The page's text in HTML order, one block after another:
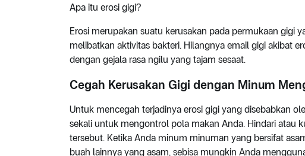
Apa itu erosi gigi?
Erosi merupakan suatu kerusakan pada permukaan gigi
melibatkan aktivitas bakteri. Hilangnya email gigi akibat
dengan gejala rasa ngilu yang tajam sesaat.
Cegah Kerusakan Gigi dengan Minum
Untuk mencegah terjadinya erosi gigi yang disebabkan
sekali untuk mengontrol pola makan Anda. Hindari atau
tersebut. Ketika Anda minum minuman yang bersifat
buah lainnya yang asam, sebisa mungkin Anda